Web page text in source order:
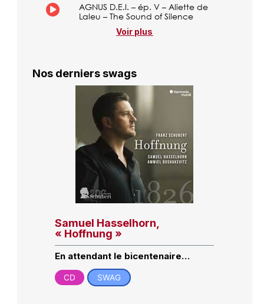
AGNUS D.E.I. – ép. V – Aliette de
Laleu – The Sound of Silence
Voir plus
Nos derniers swags
Samuel Hasselhorn,
« Hoffnung »
En attendant le bicentenaire…
CD SWAG